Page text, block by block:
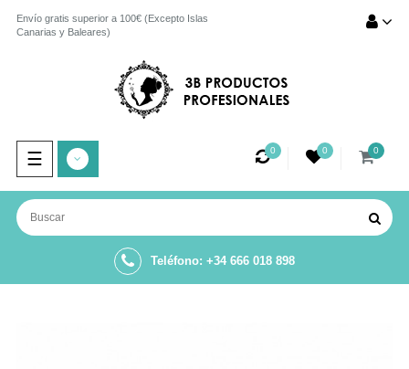
Envío gratis superior a 100€ (Excepto Islas
Canarias y Baleares)
Navegación
de
palanca
☰ 0 0 0
Teléfono: +34 666 018 898